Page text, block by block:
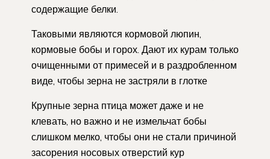
содержащие белки.
Таковыми являются кормовой люпин,
кормовые бобы и горох. Дают их курам только
очищенными от примесей и в раздробленном
виде, чтобы зерна не застряли в глотке
Крупные зерна птица может даже и не
клевать, но важно и не измельчат бобы
слишком мелко, чтобы они не стали причиной
засорения носовых отверстий кур